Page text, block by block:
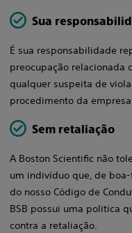
Sua
É sua responsabilidade
preocupação relacionada
qualquer suspeita de
procedimento da
Sem retaliação
A Boston Scientific não
um indivíduo que, de
do nosso Código de
BSB possui uma politica
contra a retaliação.